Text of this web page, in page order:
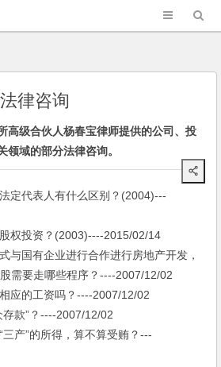
律咨询
高级合伙人杨春宝律师提供的公司、投
领域的部分法律咨询。
代表人有什么区别？(2004)---
投资？(2003)----2015/02/14
国有企业进行合作进行房地产开发，
需要走哪些程序？----2007/12/02
的工资吗？----2007/12/02
款”？----2007/12/02
产”的所得，算不算受贿？---